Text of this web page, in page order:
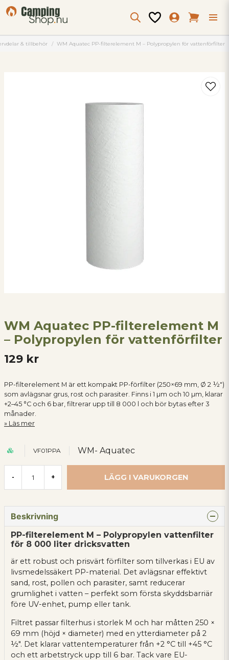
& tillbehör WM Aquatec PP-filterelement M – Polypropylen för vattenförfilter
WM Aquatec PP-filterelement M
– Polypropylen för vattenförfilter
129 kr
PP-filterelement M är ett kompakt PP-förfilter (250×69 mm, Ø 2 ½″)
som avlägsnar grus, rost och parasiter. Finns i 1 µm och 10 µm, klarar
+2–45 °C och 6 bar, filtrerar upp till 8 000 l och bör bytas efter 3
månader.
Läs mer
VF01PPA WM- Aquatec
- + LÄGG I VARUKORGEN
Beskrivning
PP-filterelement M – Polypropylen vattenfilter
för 8 000 liter dricksvatten
är ett robust och prisvärt förfilter som tillverkas i EU av
livsmedelssäkert PP-material. Det avlägsnar effektivt
sand, rost, pollen och parasiter, samt reducerar
grumlighet i vatten – perfekt som första skyddsbarriär
före UV-enhet, pump eller tank.
Filtret passar filterhus i storlek M och har måtten 250 ×
69 mm (höjd × diameter) med en ytterdiameter på 2
½″. Det klarar vattentemperaturer från +2 °C till +45 °C
och ett arbetstryck upp till 6 bar. Tack vare EU-